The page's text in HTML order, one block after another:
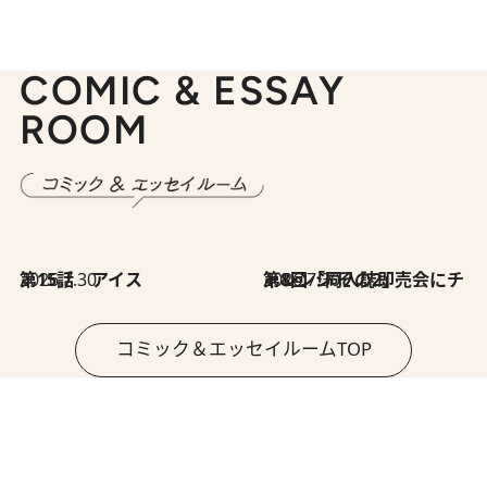
COMIC & ESSAY
ROOM
2026.7.30
第15話 アイス 2026.7.30
第8回「同人誌即売会にチャレンジ その2」
コミック＆エッセイルームTOP